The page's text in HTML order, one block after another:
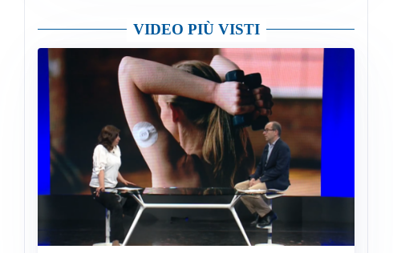
VIDEO PIÙ VISTI